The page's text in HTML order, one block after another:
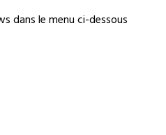
dans le menu ci-dessous